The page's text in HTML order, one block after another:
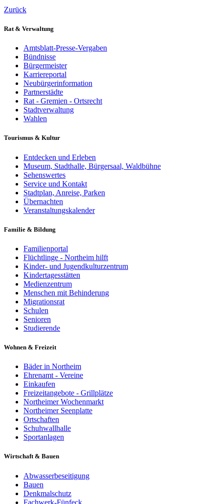
Zurück
Rat & Verwaltung
Amtsblatt-Presse-Vergaben
Bündnisse
Bürgermeister
Karriereportal
Neubürgerinformation
Partnerstädte
Rat - Gremien - Ortsrecht
Stadtverwaltung
Wahlen
Tourismus & Kultur
Entdecken und Erleben
Museum, Stadthalle, Bürgersaal, Waldbühne
Sehenswertes
Service und Kontakt
Stadtplan, Anreise, Parken
Übernachten
Veranstaltungskalender
Familie & Bildung
Familienportal
Flüchtlinge - Northeim hilft
Kinder- und Jugendkulturzentrum
Kindertagesstätten
Medienzentrum
Menschen mit Behinderung
Migrationsrat
Schulen
Senioren
Studierende
Wohnen & Freizeit
Bäder in Northeim
Ehrenamt - Vereine
Einkaufen
Freizeitangebote - Grillplätze
Northeimer Wochenmarkt
Northeimer Seenplatte
Ortschaften
Schuhwallhalle
Sportanlagen
Wirtschaft & Bauen
Abwasserbeseitigung
Bauen
Denkmalschutz
Fachwerk-Fünfeck